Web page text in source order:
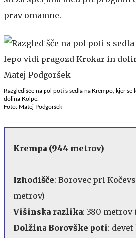
prav omamne.
Razgledišče na pol poti s sedla na Krempo, kjer se
dolina Kolpe.
Foto: Matej Podgoršek
Krempa (944 metrov)
Izhodišče: Borovec pri
metrov)
Višinska razlika: 380 metrov
Dolžina Borovške poti: